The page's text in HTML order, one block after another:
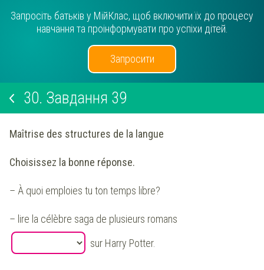
Запросіть батьків у МійКлас, щоб включити їх до процесу
навчання та проінформувати про успіхи дітей.
Запросити
30. Завдання 39
Maîtrise des structures de la langue
Choisissez la bonne réponse.
– À quoi emploies tu ton temps libre?
– lire la célèbre saga de plusieurs romans
sur Harry Potter.